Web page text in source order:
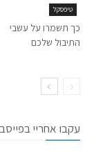
טיפסקל
כך תשמרו על עשבי
התיבול שלכם
עקבו אחריי